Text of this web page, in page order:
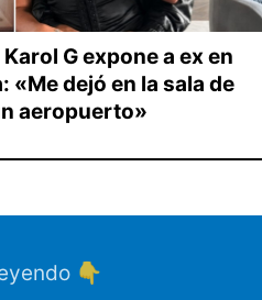
G expone a ex en
«Me dejó en la sala de
aeropuerto»
👇